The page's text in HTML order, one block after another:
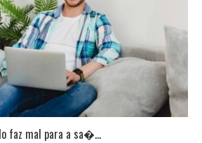
faz mal para a sa�...